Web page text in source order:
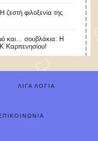
ζεστή φιλοξενία της
και… σουβλάκια: Η
Καρπενησίου!
ΛΊΓΑ ΛΌΓΙΑ